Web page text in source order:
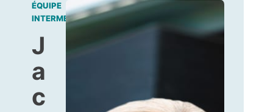
ÉQUIPE
INTERMEDIANCE
J
a
c